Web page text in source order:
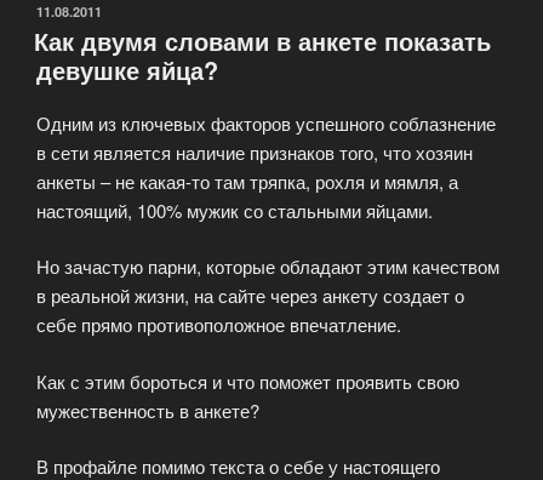
ОПУБЛИКОВАНО
11.08.2011
Как двумя словами в анкете показать
девушке яйца?
Одним из ключевых факторов успешного соблазнение
в сети является наличие признаков того, что хозяин
анкеты – не какая-то там тряпка, рохля и мямля, а
настоящий, 100% мужик со стальными яйцами.
Но зачастую парни, которые обладают этим качеством
в реальной жизни, на сайте через анкету создает о
себе прямо противоположное впечатление.
Как с этим бороться и что поможет проявить свою
мужественность в анкете?
В профайле помимо текста о себе у настоящего